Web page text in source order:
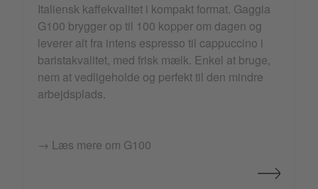
Italiensk kaffekvalitet i kompakt format. Gaggia
G100 brygger op til 100 kopper om dagen og
leverer alt fra intens espresso til cappuccino i
baristakvalitet, med frisk mælk. Enkel at bruge,
nem at vedligeholde og perfekt til den mindre
arbejdsplads.
→ Læs mere om G100